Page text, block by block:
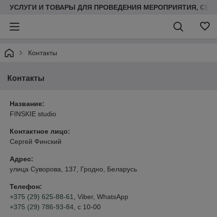
УСЛУГИ И ТОВАРЫ ДЛЯ ПРОВЕДЕНИЯ МЕРОПРИЯТИЯ,
Контакты
Контакты
Название:
FINSKIE studio
Контактное лицо:
Сергей Финский
Адрес:
улица Суворова, 137, Гродно, Беларусь
Телефон:
+375 (29) 625-88-61
, Viber, WhatsApp
+375 (29) 786-93-84 , с 10-00